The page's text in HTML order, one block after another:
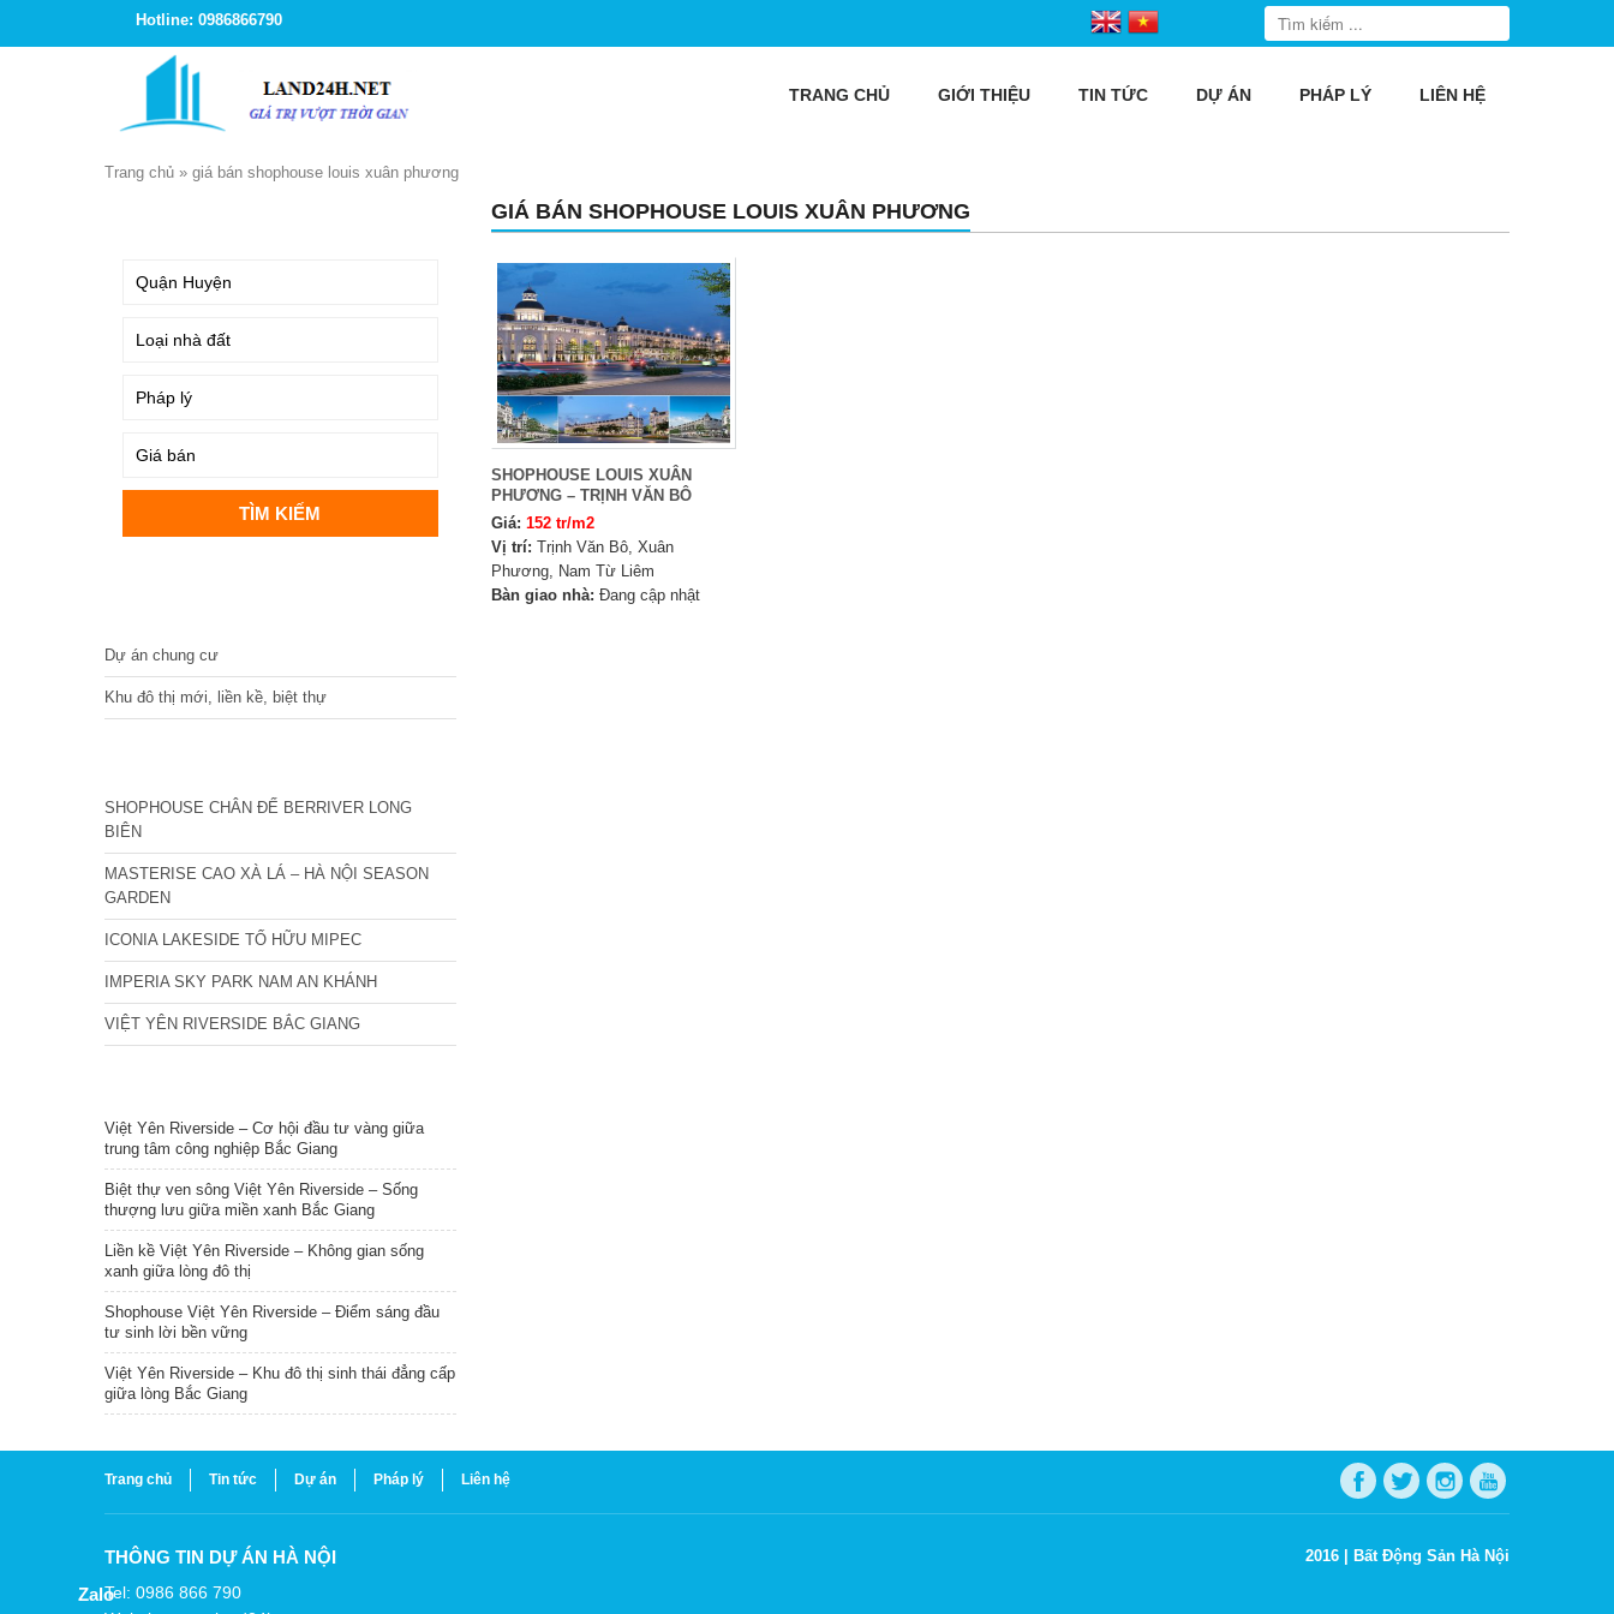
Hotline: 0986866790
TRANG CHỦ GIỚI THIỆU TIN TỨC DỰ ÁN PHÁP LÝ LIÊN HỆ
Trang chủ » giá bán shophouse louis xuân phương
GIÁ BÁN SHOPHOUSE LOUIS XUÂN PHƯƠNG
SHOPHOUSE LOUIS XUÂN
PHƯƠNG – TRỊNH VĂN BÔ
Giá: 152 tr/m2
Vị trí: Trịnh Văn Bô, Xuân
Phương, Nam Từ Liêm
Bàn giao nhà: Đang cập nhật
Dự án chung cư
Khu đô thị mới, liền kề, biệt thự
SHOPHOUSE CHÂN ĐẾ BERRIVER LONG
BIÊN
MASTERISE CAO XÀ LÁ – HÀ NỘI SEASON
GARDEN
ICONIA LAKESIDE TỐ HỮU MIPEC
IMPERIA SKY PARK NAM AN KHÁNH
VIỆT YÊN RIVERSIDE BẮC GIANG
Việt Yên Riverside – Cơ hội đầu tư vàng giữa
trung tâm công nghiệp Bắc Giang
Biệt thự ven sông Việt Yên Riverside – Sống
thượng lưu giữa miền xanh Bắc Giang
Liền kề Việt Yên Riverside – Không gian sống
xanh giữa lòng đô thị
Shophouse Việt Yên Riverside – Điểm sáng đầu
tư sinh lời bền vững
Việt Yên Riverside – Khu đô thị sinh thái đẳng cấp
giữa lòng Bắc Giang
Trang chủ Tin tức Dự án Pháp lý Liên hệ
THÔNG TIN DỰ ÁN HÀ NỘI
Tel: 0986 866 790
2016 | Bất Động Sản Hà Nội
Zalo